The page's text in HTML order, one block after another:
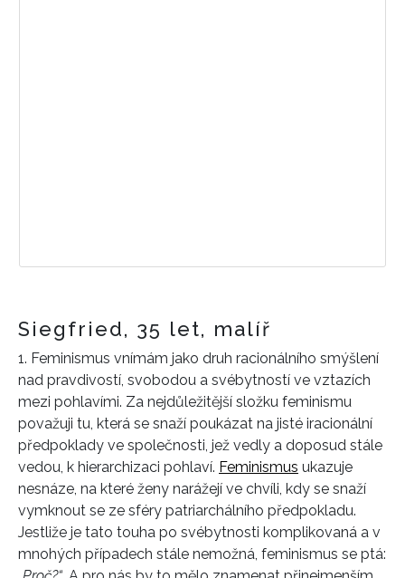
Siegfried, 35 let, malíř
1. Feminismus vnímám jako druh racionálního smýšlení
nad pravdivostí, svobodou a svébytností ve vztazích
mezi pohlavími. Za nejdůležitější složku feminismu
považuji tu, která se snaží poukázat na jisté iracionální
předpoklady ve společnosti, jež vedly a doposud stále
vedou, k hierarchizaci pohlaví. Feminismus ukazuje
nesnáze, na které ženy narážejí ve chvíli, kdy se snaží
vymknout se ze sféry patriarchálního předpokladu.
Jestliže je tato touha po svébytnosti komplikovaná a v
mnohých případech stále nemožná, feminismus se ptá: